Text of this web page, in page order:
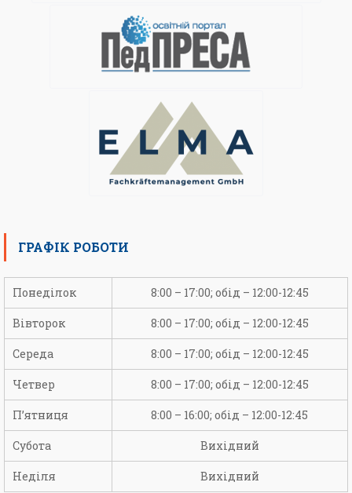
ГРАФІК РОБОТИ
Понеділок 8:00 – 17:00; обід – 12:00-12:45
Вівторок 8:00 – 17:00; обід – 12:00-12:45
Середа 8:00 – 17:00; обід – 12:00-12:45
Четвер 8:00 – 17:00; обід – 12:00-12:45
П’ятниця 8:00 – 16:00; обід – 12:00-12:45
Субота Вихідний
Неділя Вихідний